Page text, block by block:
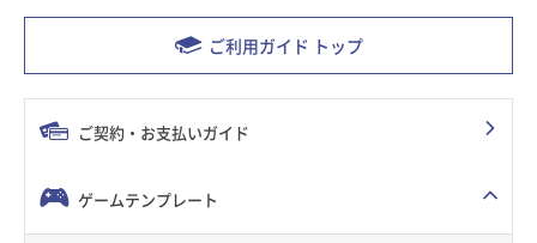
ご利用ガイド トップ
ご契約・お支払いガイド
ゲームテンプレート